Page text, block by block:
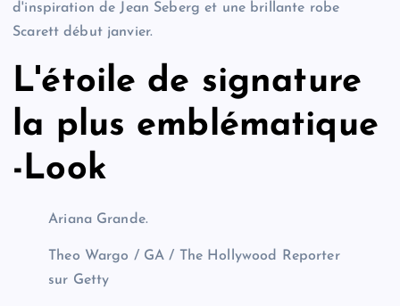
d'inspiration de Jean Seberg et une brillante robe
Scarett début janvier.
L'étoile de signature
la plus emblématique
-Look
Ariana Grande.
Theo Wargo / GA / The Hollywood Reporter
sur Getty